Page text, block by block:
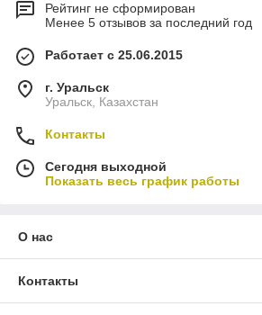
Рейтинг не сформирован
Менее 5 отзывов за последний год
Работает с 25.06.2015
г. Уральск
Уральск, Казахстан
Контакты
Сегодня выходной
Показать весь график работы
О нас
Контакты